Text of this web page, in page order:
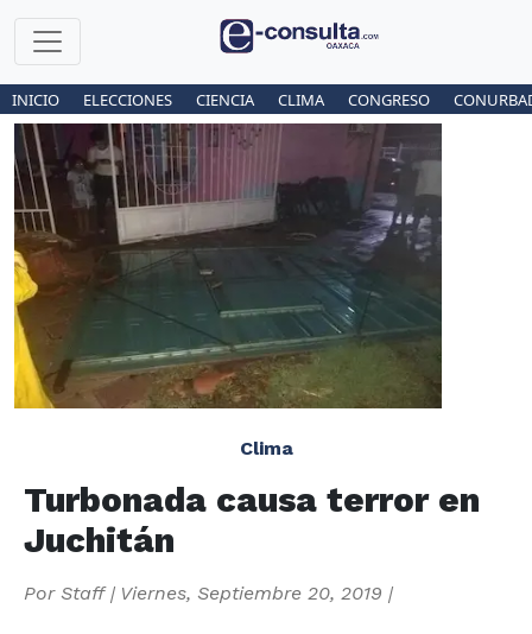
INICIO ELECCIONES CIENCIA CLIMA CONGRESO
Clima
Turbonada causa terror en
Juchitán
Por Staff| Viernes, Septiembre 20, 2019 |